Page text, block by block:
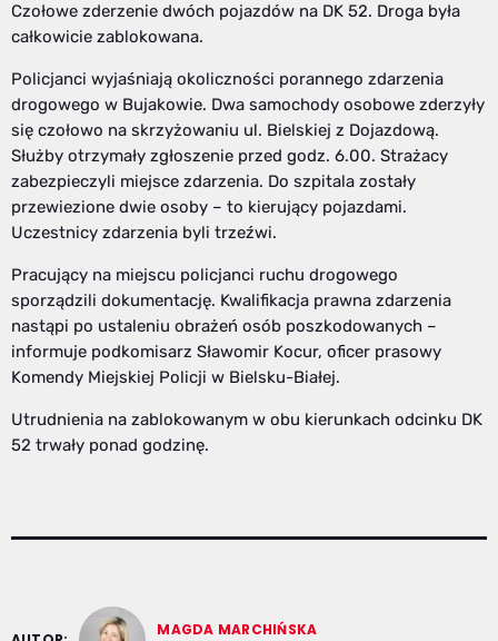
Czołowe zderzenie dwóch pojazdów na DK 52. Droga była
całkowicie zablokowana.
Policjanci wyjaśniają okoliczności porannego zdarzenia
drogowego w Bujakowie. Dwa samochody osobowe zderzyły
się czołowo na skrzyżowaniu ul. Bielskiej z Dojazdową.
Służby otrzymały zgłoszenie przed godz. 6.00. Strażacy
zabezpieczyli miejsce zdarzenia. Do szpitala zostały
przewiezione dwie osoby – to kierujący pojazdami.
Uczestnicy zdarzenia byli trzeźwi.
Pracujący na miejscu policjanci ruchu drogowego
sporządzili dokumentację. Kwalifikacja prawna zdarzenia
nastąpi po ustaleniu obrażeń osób poszkodowanych –
informuje podkomisarz Sławomir Kocur, oficer prasowy
Komendy Miejskiej Policji w Bielsku-Białej.
Utrudnienia na zablokowanym w obu kierunkach odcinku DK
52 trwały ponad godzinę.
MAGDA MARCHIŃSKA